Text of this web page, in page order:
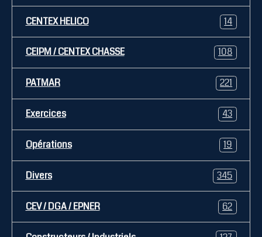
CENTEX HELICO 14
CEIPM / CENTEX CHASSE 108
PATMAR 221
Exercices 43
Opérations 19
Divers 345
CEV / DGA / EPNER 62